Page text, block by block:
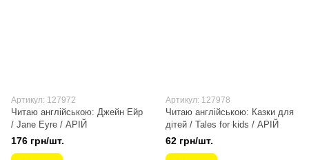
Артикул: 127972
Читаю англійською: Джейн Ейр
/ Jane Eyre / АРІЙ
176 грн/шт.
Артикул: 127978
Читаю англійською: Казки для
дітей / Tales for kids / АРІЙ
62 грн/шт.